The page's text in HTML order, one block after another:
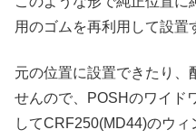
用のゴムを再利用して設置
元の位置に設置できたり、
せんので、POSHのワイド
してCRF250(MD44)のウ